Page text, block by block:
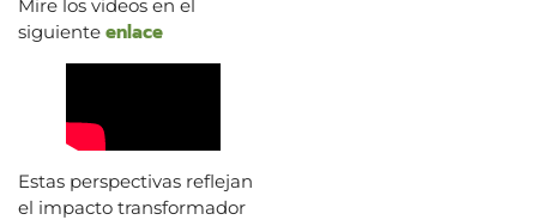
Mire los videos en el
siguiente enlace
Estas perspectivas reflejan
el impacto transformador